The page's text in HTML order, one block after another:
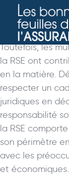
La
ses origines
dernières de
Toutefois, les
la RSE ont
en la matière.
respecter un
juridiques en
responsabilité
la RSE
son périmètre
avec les
et économiques.